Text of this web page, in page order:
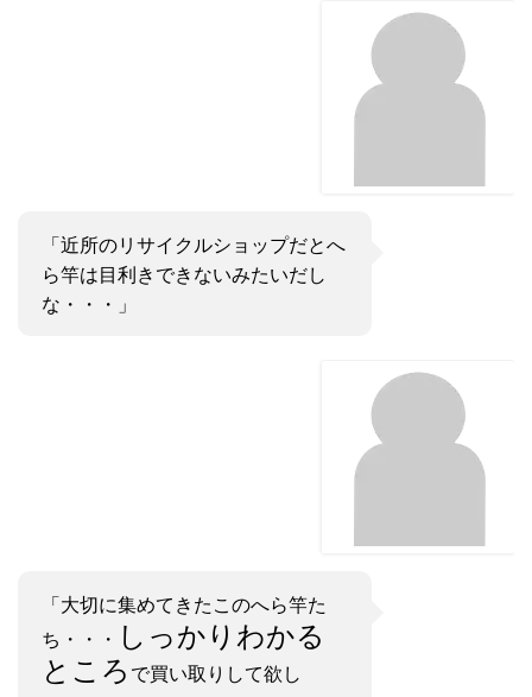
「近所のリサイクルショップだとへ
ら竿は目利きできないみたいだし
な・・・」
「大切に集めてきたこのへら竿た
ち・・・ しっかりわかる
ところ で買い取りして欲し